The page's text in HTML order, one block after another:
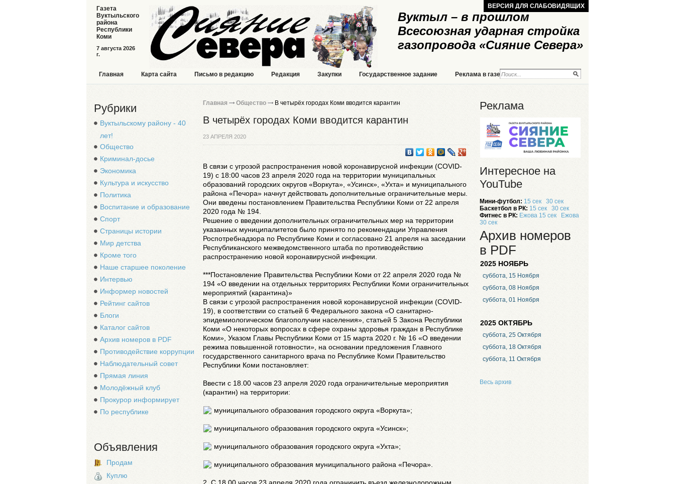
Вуктыл – в прошлом
Всесоюзная ударная стройка
газопровода «Сияние Севера»
7 августа 2026
г.
Газета
Вуктыльского
района
Республики
Коми
ВЕРСИЯ ДЛЯ СЛАБОВИДЯЩИХ
Главная Карта сайта Письмо в редакцию Редакция Закупки Государственное задание Реклама в газете Реклама на сайте
Рубрики
Вуктыльскому району - 40
лет!
Общество
Криминал-досье
Экономика
Культура и искусство
Политика
Воспитание и образование
Спорт
Страницы истории
Мир детства
Кроме того
Наше старшее поколение
Интервью
Информер новостей
Рейтинг сайтов
Блоги
Каталог сайтов
Архив номеров в PDF
Противодействие коррупции
Наблюдательный совет
Прямая линия
Молодёжный клуб
Прокурор информирует
По республике
Объявления
Продам
Куплю
Главная Общество В четырёх городах Коми вводится карантин
В четырёх городах Коми вводится карантин
23 АПРЕЛЯ 2020
В связи с угрозой распространения новой коронавирусной инфекции (COVID-
19) с 18:00 часов 23 апреля 2020 года на территории муниципальных
образований городских округов «Воркута», «Усинск», «Ухта» и муниципального
района «Печора» начнут действовать дополнительные ограничительные меры.
Они введены постановлением Правительства Республики Коми от 22 апреля
2020 года № 194.
Решение о введении дополнительных ограничительных мер на территории
указанных муниципалитетов было принято по рекомендации Управления
Роспотребнадзора по Республике Коми и согласовано 21 апреля на заседании
Республиканского межведомственного штаба по противодействию
распространению новой коронавирусной инфекции.
***Постановление Правительства Республики Коми от 22 апреля 2020 года №
194 «О введении на отдельных территориях Республики Коми ограничительных
мероприятий (карантина)»
В связи с угрозой распространения новой коронавирусной инфекции (COVID-
19), в соответствии со статьей 6 Федерального закона «О санитарно-
эпидемиологическом благополучии населения», статьей 5 Закона Республики
Коми «О некоторых вопросах в сфере охраны здоровья граждан в Республике
Коми», Указом Главы Республики Коми от 15 марта 2020 г. № 16 «О введении
режима повышенной готовности», на основании предложения Главного
государственного санитарного врача по Республике Коми Правительство
Республики Коми постановляет:
Ввести с 18.00 часов 23 апреля 2020 года ограничительные мероприятия
(карантин) на территории:
муниципального образования городского округа «Воркута»;
муниципального образования городского округа «Усинск»;
муниципального образования городского округа «Ухта»;
муниципального образования муниципального района «Печора».
2. С 18.00 часов 23 апреля 2020 года ограничить въезд железнодорожным,
Реклама
Интересное на
YouTube
Мини-футбол: 15 сек
30 сек
Баскетбол в РК: 15 сек
30 сек
Фитнес в РК: Ежова 15 сек
Ежова
30 сек
Архив номеров
в PDF
2025 НОЯБРЬ
суббота, 15 Ноября
суббота, 08 Ноября
суббота, 01 Ноября
2025 ОКТЯБРЬ
суббота, 25 Октября
суббота, 18 Октября
суббота, 11 Октября
Весь архив